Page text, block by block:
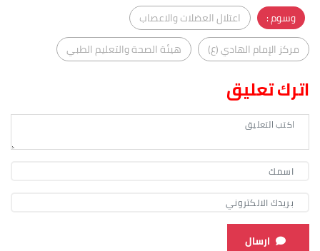
وسوم :
اعتلال العضلات والاعصاب
مركز الإمام الهادي (ع)
هيئة الصحة والتعليم الطبي
اترك تعليق
ارسال